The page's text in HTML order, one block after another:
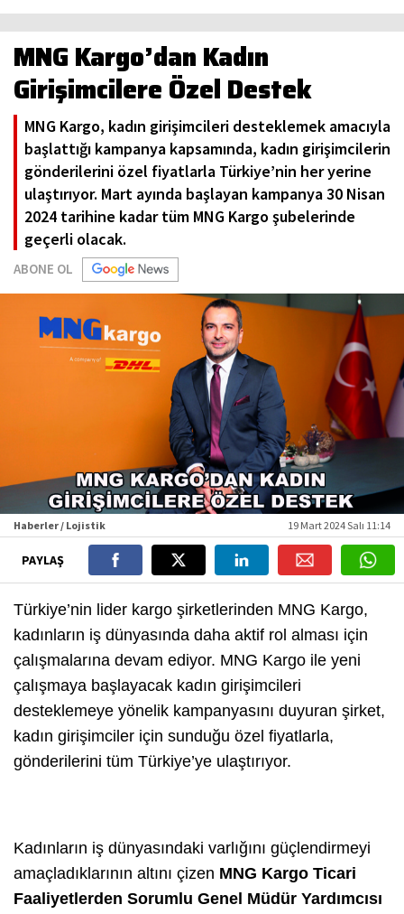
MNG Kargo’dan Kadın
Girişimcilere Özel Destek
MNG Kargo, kadın girişimcileri desteklemek amacıyla
başlattığı kampanya kapsamında, kadın girişimcilerin
gönderilerini özel fiyatlarla Türkiye’nin her yerine
ulaştırıyor. Mart ayında başlayan kampanya 30 Nisan
2024 tarihine kadar tüm MNG Kargo şubelerinde
geçerli olacak.
ABONE OL
Haberler / Lojistik 19 Mart 2024 Salı 11:14
PAYLAŞ
Türkiye’nin lider kargo şirketlerinden MNG Kargo,
kadınların iş dünyasında daha aktif rol alması için
çalışmalarına devam ediyor. MNG Kargo ile yeni
çalışmaya başlayacak kadın girişimcileri
desteklemeye yönelik kampanyasını duyuran şirket,
kadın girişimciler için sunduğu özel fiyatlarla,
gönderilerini tüm Türkiye’ye ulaştırıyor.
Kadınların iş dünyasındaki varlığını güçlendirmeyi
amaçladıklarının altını çizen MNG Kargo Ticari
Faaliyetlerden Sorumlu Genel Müdür Yardımcısı